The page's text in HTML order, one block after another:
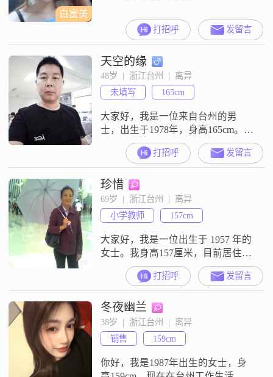
白富美
打招呼 发留言
天空的缘
48岁  |  浙江台州  |  离异
未填写
165cm
大家好，我是一位来自台州的男
士，出生于1978年，身高165cm。我
在台州有着稳定的工作，月收入在
8001到12000元之间。虽然我的学历
是高中及以下，但我一直保持着学
习的热情，不断提升自己。我性格
稳重可靠，责任感强，始终把家庭
放在第一位。我认为家庭是生活的
重心，我会尽自己最大的努力去维
护和经营家庭。在生活中，我勤俭
节
打招呼 发留言
珍惜
69岁  |  浙江台州  |  离异
小学教师
157cm
大家好，我是一位出生于 1957 年的
女士。我身高157厘米，目前居住在
美丽的台州。我的月收入在 5001-
8000元人民币之间，虽然不算特别
高，但也能满足基本的生活需求。
我学历是中专，在这个社会可能不
算特别突出，但我一直凭借自己的
努力和坚持在生活中前行。我性格
方面比较善解人意，能理解他人的
想法和感受。我独立自信，有自
打招呼 发留言
冬夜幽兰
38岁  |  浙江台州  |  离异
销售
159cm
你好，我是1987年出生的女士，身